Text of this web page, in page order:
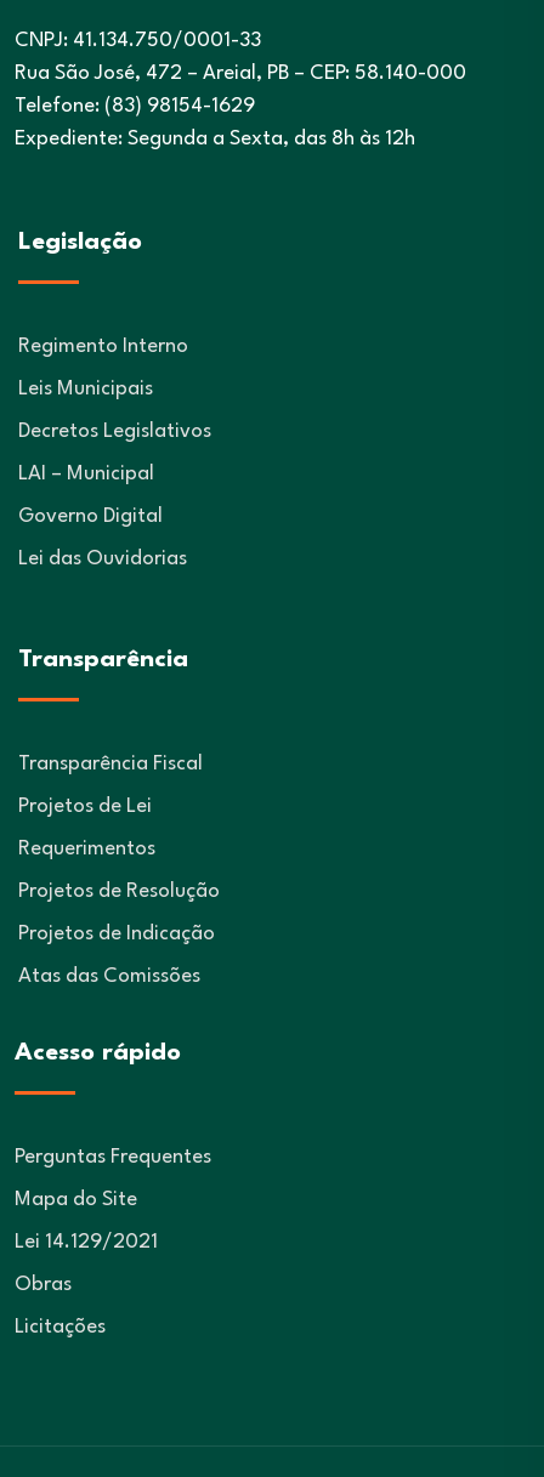
CNPJ: 41.134.750/0001-33
Rua São José, 472 – Areial, PB – CEP: 58.140-000
Telefone: (83) 98154-1629
Expediente: Segunda a Sexta, das 8h às 12h
Legislação
Regimento Interno
Leis Municipais
Decretos Legislativos
LAI – Municipal
Governo Digital
Lei das Ouvidorias
Transparência
Transparência Fiscal
Projetos de Lei
Requerimentos
Projetos de Resolução
Projetos de Indicação
Atas das Comissões
Acesso rápido
Perguntas Frequentes
Mapa do Site
Lei 14.129/2021
Obras
Licitações